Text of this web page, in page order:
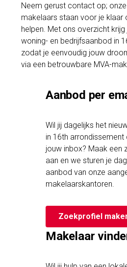
Neem gerust contact op;
makelaars staan voor je klaar
helpen. Met ons overzicht krijg
woning- en bedrijfsaanbod in
zodat je eenvoudig jouw
via een betrouwbare MVA-
Aanbod per
Wil jij dagelijks het
in 16th arrondissement
jouw inbox? Maak een
aan en we sturen je
aanbod van onze
makelaarskantoren.
Zoekprofiel
Makelaar